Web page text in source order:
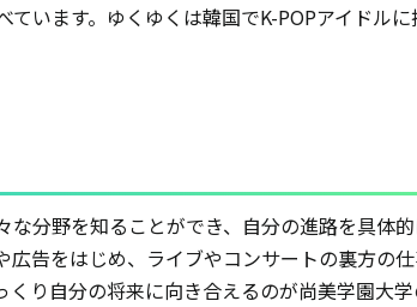
います。ゆくゆくは韓国でK-POPアイドル
分野を知ることができ、自分の進路を具体
告をはじめ、ライブやコンサートの裏方の
り自分の将来に向き合えるのが尚美学園大